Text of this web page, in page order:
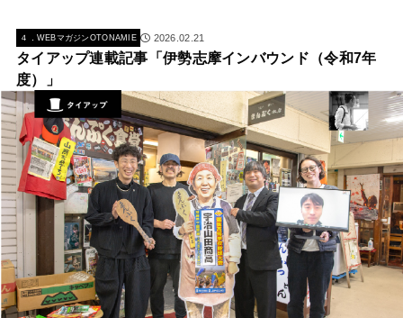
４．WEBマガジンOTONAMIE 2026.02.21
タイアップ連載記事「伊勢志摩インバウンド（令和7年
度）」